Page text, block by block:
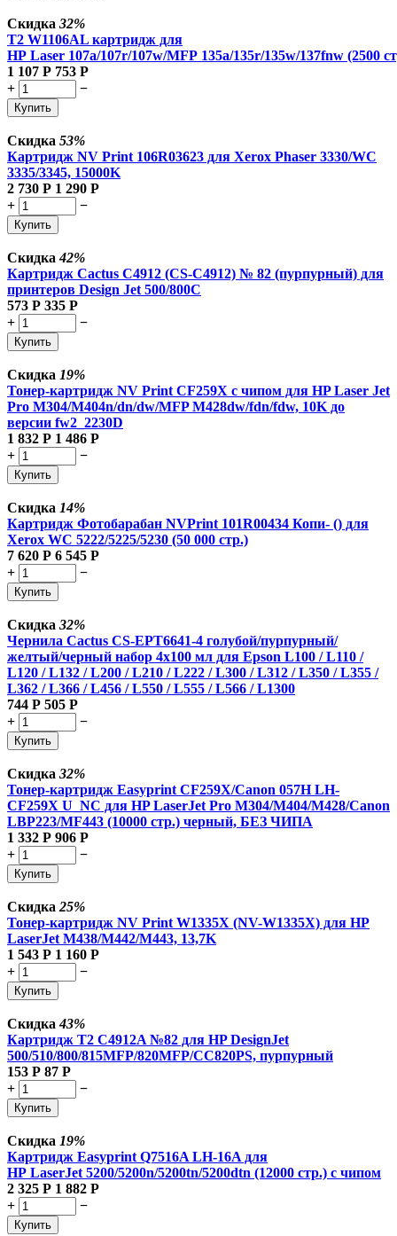
Скидка 32%
T2 W1106AL картридж для
HP Laser 107a/107r/107w/MFP 135a/135r/135w/137fnw (2500
1 107 Р 753 Р
+
−
Купить
Скидка 53%
Картридж NV Print 106R03623 для Xerox Phaser 3330/WC
3335/3345, 15000K
2 730 Р 1 290 Р
+
−
Купить
Скидка42%
Картридж Cactus C4912 (CS-C4912) № 82 (пурпурный) для
принтеров Design Jet 500/800C
573 Р 335 Р
+
−
Купить
Скидка 19%
Тонер-картридж NV Print CF259X с чипом для HP Laser Jet
Pro M304/M404n/dn/dw/MFP M428dw/fdn/fdw, 10K до
версии fw2_2230D
1 832 Р 1 486 Р
+
−
Купить
Скидка 14%
Картридж Фотобарабан NVPrint 101R00434 Копи- () для
Xerox WC 5222/5225/5230 (50 000 стр.)
7 620 Р 6 545 Р
+
−
Купить
Скидка 32%
Чернила Cactus CS-EPT6641-4 голубой/пурпурный/
желтый/черный набор 4x100 мл для Epson L100 / L110 /
L120 / L132 / L200 / L210 / L222 / L300 / L312 / L350 / L355 /
L362 / L366 / L456 / L550 / L555 / L566 / L1300
744 Р 505 Р
+
−
Купить
Скидка 32%
Тонер-картридж Easyprint CF259X/Canon 057H LH-
CF259X U_NC для HP LaserJet Pro M304/M404/M428/Canon
LBP223/MF443 (10000 стр.) черный, БЕЗ ЧИПА
1 332 Р 906 Р
+
−
Купить
Скидка 25%
Тонер-картридж NV Print W1335X (NV-W1335X) для HP
LaserJet M438/M442/M443, 13,7K
1 543 Р 1 160 Р
+
−
Купить
Скидка43%
Картридж T2 C4912A №82 для HP DesignJet
500/510/800/815MFP/820MFP/CC820PS, пурпурный
153 Р 87 Р
+
−
Купить
Скидка 19%
Картридж Easyprint Q7516A LH-16A для
HP LaserJet 5200/5200n/5200tn/5200dtn (12000 стр.) с чипом
2 325 Р 1 882 Р
+
−
Купить